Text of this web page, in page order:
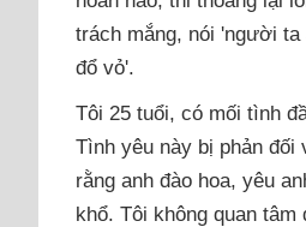
trách mắng, nói 'người ta
đổ vỏ'.
Tôi 25 tuổi, có mối tình
Tình yêu này bị phản
rằng anh đào hoa, yêu
khổ. Tôi không quan tâm